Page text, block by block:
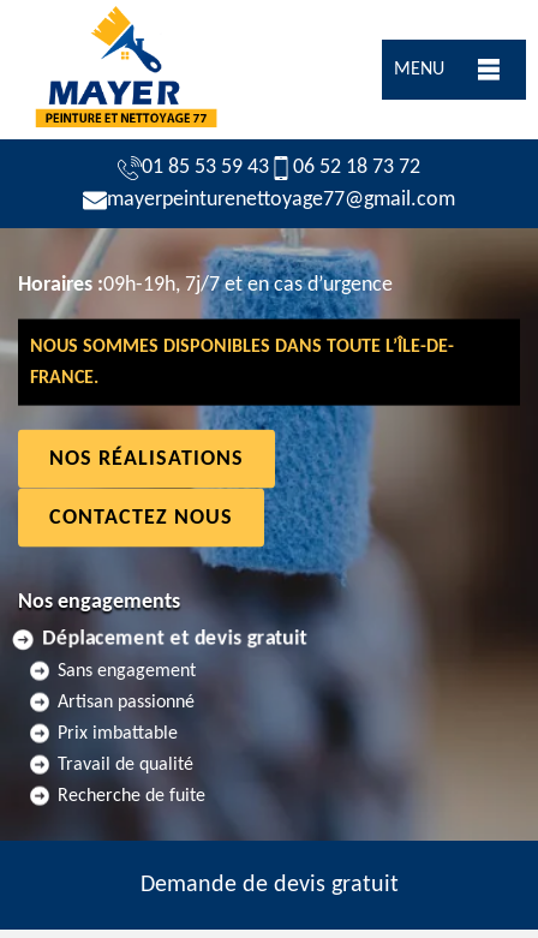
MENU
01 85 53 59 43
06 52 18 73 72
mayerpeinturenettoyage77@gmail.com
Horaires :09h-19h, 7j/7 et en cas d’urgence
NOUS SOMMES DISPONIBLES DANS TOUTE L’ÎLE-DE-
FRANCE.
NOS RÉALISATIONS
CONTACTEZ NOUS
Nos engagements
Déplacement et devis gratuit
Sans engagement
Artisan passionné
Prix imbattable
Travail de qualité
Recherche de fuite
Demande de devis gratuit